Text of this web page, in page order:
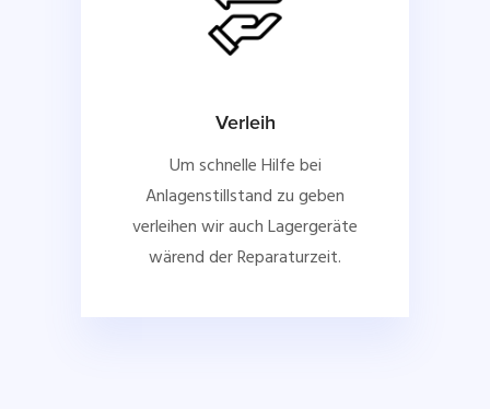
Verleih
Um schnelle Hilfe bei
Anlagenstillstand zu geben
verleihen wir auch Lagergeräte
wärend der Reparaturzeit.